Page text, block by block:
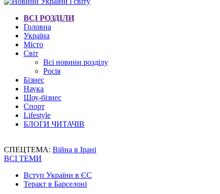
ВСІ РОЗДІЛИ
Головна
Україна
Місто
Світ
Всі новини розділу
Росія
Бізнес
Наука
Шоу-бізнес
Спорт
Lifestyle
БЛОГИ ЧИТАЧІВ
СПЕЦТЕМА: Війна в Ірані
ВСІ ТЕМИ
Вступ України в ЄС
Теракт в Барселоні